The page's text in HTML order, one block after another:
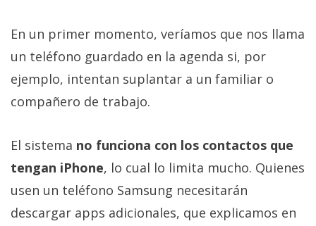
En un primer momento, veríamos que nos llama
un teléfono guardado en la agenda si, por
ejemplo, intentan suplantar a un familiar o
compañero de trabajo.
El sistema no funciona con los contactos que
tengan iPhone, lo cual lo limita mucho. Quienes
usen un teléfono Samsung necesitarán
descargar apps adicionales, que explicamos en